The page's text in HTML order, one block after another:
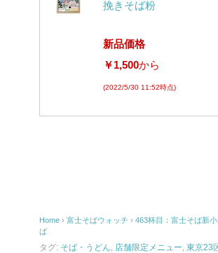
挽きそば粉
新品価格
￥1,500から
(2022/5/30 11:52時点)
Home › 富士そばウォッチ › 463杯目：富士そば新
ば
タグ: そば・うどん 店舗限定メニュー 東京23